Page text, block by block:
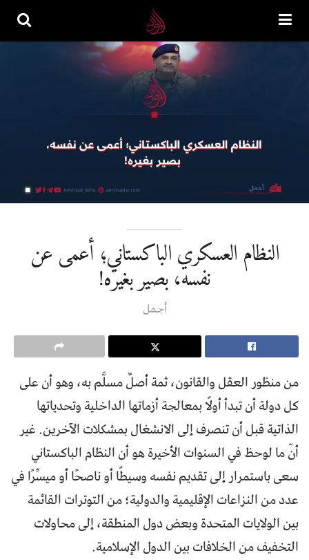
النظام العسكري الباكستاني؛ أعمى عن
نفسه، بصير بغيره!
أجمل
من منظور العقل والقانون، ثمة أصلٌ مسلَّم به، وهو أن على
كل دولة أن تبدأ أولًا بمعالجة أزماتها الداخلية وتحدياتها
الذاتية قبل أن تنصرف إلى الانشغال بمشكلات الآخرين. غير
أنّ ما لوحظ في السنوات الأخيرة هو أن النظام الباكستاني
سعى باستمرار إلى تقديم نفسه وسيطًا أو ناصحًا أو ميسِّرًا في
عدد من النزاعات الإقليمية والدولية؛ من التوترات القائمة
بين الولايات المتحدة وبعض دول المنطقة، إلى محاولات
التخفيف من الخلافات بين الدول الإسلامية.